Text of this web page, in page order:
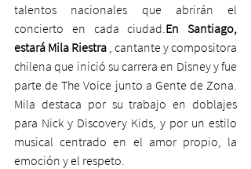
talentos nacionales que abrirán el
concierto en cada ciudad. En Santiago,
estará Mila Riestra , cantante y compositora
chilena que inició su carrera en Disney y fue
parte de The Voice junto a Gente de Zona.
Mila destaca por su trabajo en doblajes
para Nick y Discovery Kids, y por un estilo
musical centrado en el amor propio, la
emoción y el respeto.